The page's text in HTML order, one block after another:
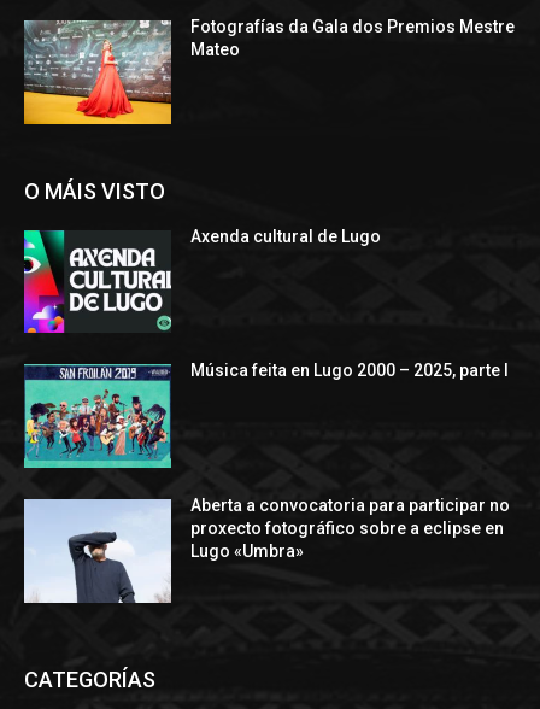
Fotografías da Gala dos Premios Mestre
Mateo
O MÁIS VISTO
Axenda cultural de Lugo
Música feita en Lugo 2000 – 2025, parte I
Aberta a convocatoria para participar no
proxecto fotográfico sobre a eclipse en
Lugo «Umbra»
CATEGORÍAS